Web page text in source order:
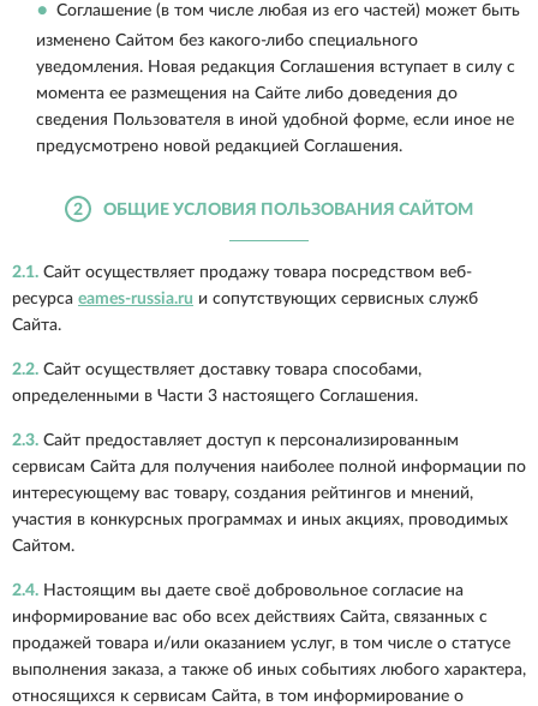
Соглашение (в том числе любая из его частей) может быть
изменено Сайтом без какого-либо специального
уведомления. Новая редакция Соглашения вступает в силу с
момента ее размещения на Сайте либо доведения до
сведения Пользователя в иной удобной форме, если иное не
предусмотрено новой редакцией Соглашения.
2 ОБЩИЕ УСЛОВИЯ ПОЛЬЗОВАНИЯ САЙТОМ
2.1. Сайт осуществляет продажу товара посредством веб-
ресурса eames-russia.ru и сопутствующих сервисных служб
Сайта.
2.2. Сайт осуществляет доставку товара способами,
определенными в Части 3 настоящего Соглашения.
2.3. Сайт предоставляет доступ к персонализированным
сервисам Сайта для получения наиболее полной информации по
интересующему вас товару, создания рейтингов и мнений,
участия в конкурсных программах и иных акциях, проводимых
Сайтом.
2.4. Настоящим вы даете своё добровольное согласие на
информирование вас обо всех действиях Сайта, связанных с
продажей товара и/или оказанием услуг, в том числе о статусе
выполнения заказа, а также об иных событиях любого характера,
относящихся к сервисам Сайта, в том информирование о